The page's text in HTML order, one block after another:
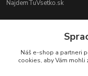
NajdemTuVsetko.sk
+421
Náš e-shop a partneri
cookies, aby Vám mohli